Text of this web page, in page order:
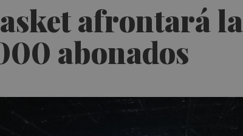
afrontará
abonados